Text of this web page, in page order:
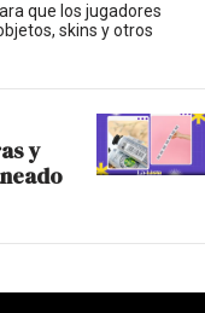
que los jugadores
skins y otros
y